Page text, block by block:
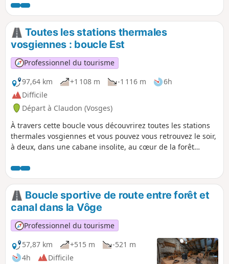
plusieurs petits hameaux. Un beau petit circuit à travers la
forêt classée parmi l'une des 15 plus belles forêts
françaises. (Forêt de Darney, La Vôge, labellisée forêt
d'exception en 2023).
Toutes les stations thermales
vosgiennes : boucle Est
Professionnel du tourisme
97,64 km
+1 108 m -1 116 m
6h
Difficile
Départ à Claudon (Vosges)
À travers cette boucle vous découvrirez toutes les stations
thermales vosgiennes et vous pouvez vous retrouvez le soir,
à deux, dans une cabane insolite, au cœur de la forêt
découvrir Bains-les-Bains et Plombières-les-Bains. Elle est à
combiner, si vous le souhaitez, avec la boucle Ouest
(Bourbonne-les-Bains, Martigny-les-Bains, Contrexéville et
Vittel.)Boucle sportive de route entre forêt et
canal dans la Vôge
Professionnel du tourisme
57,87 km
+515 m
-521 m
4h
Difficile